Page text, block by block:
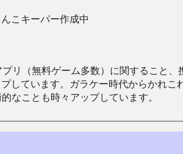
こキーパー作成中
リ（無料ゲーム多数）に関すること
しています。ガラケー時代からか
なことも時々アップしています。